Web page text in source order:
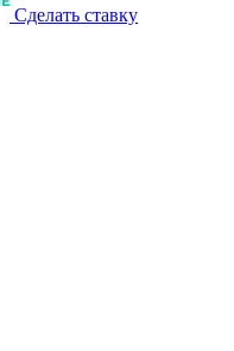
Сделать ставку